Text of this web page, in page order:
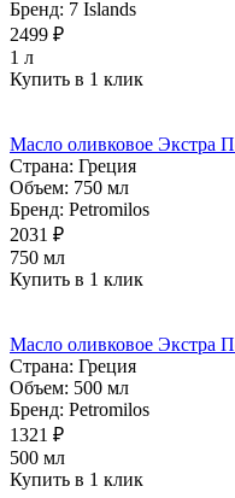
Бренд: 7 Islands
2499 ₽
1 л
Купить в 1 клик
Масло оливковое Экстра
Страна: Греция
Объем: 750 мл
Бренд: Petromilos
2031 ₽
750 мл
Купить в 1 клик
Масло оливковое Экстра
Страна: Греция
Объем: 500 мл
Бренд: Petromilos
1321 ₽
500 мл
Купить в 1 клик